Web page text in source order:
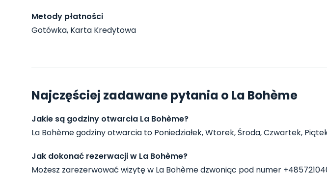
Metody płatności
Gotówka, Karta Kredytowa
Najczęściej zadawane pytania o La Bohème
Jakie są godziny otwarcia La Bohème?
La Bohème godziny otwarcia to Poniedziałek, Wtorek, Środa, Czwartek,
Jak dokonać rezerwacji w La Bohème?
Możesz zarezerwować wizytę w La Bohème dzwoniąc pod numer